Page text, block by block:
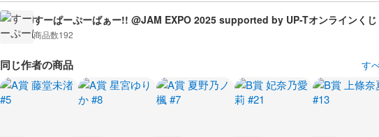
すーぱーぷーばぁー!! @JAM EXPO 2025 supported by UP-Tオンラインくじ
商品数192
同じ作者の商品 す